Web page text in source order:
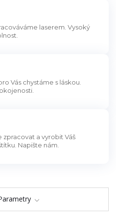
laserem. Vysoký
Vás chystáme s láskou.
zpracovat a vyrobit Váš
Napište nám.